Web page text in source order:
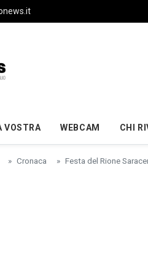
VOSTRA WEBCAM CHI
Cronaca Festa del Rione